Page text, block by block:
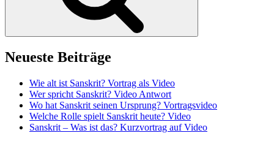
Neueste Beiträge
Wie alt ist Sanskrit? Vortrag als Video
Wer spricht Sanskrit? Video Antwort
Wo hat Sanskrit seinen Ursprung? Vortragsvideo
Welche Rolle spielt Sanskrit heute? Video
Sanskrit – Was ist das? Kurzvortrag auf Video